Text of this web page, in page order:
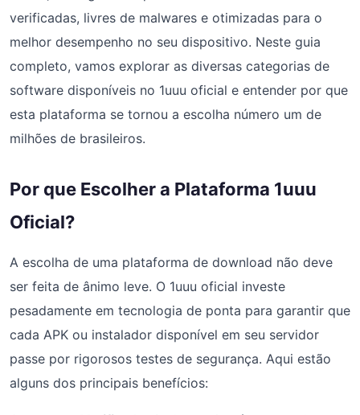
verificadas, livres de malwares e otimizadas para o
melhor desempenho no seu dispositivo. Neste guia
completo, vamos explorar as diversas categorias de
software disponíveis no 1uuu oficial e entender por que
esta plataforma se tornou a escolha número um de
milhões de brasileiros.
Por que Escolher a Plataforma 1uuu
Oficial?
A escolha de uma plataforma de download não deve
ser feita de ânimo leve. O 1uuu oficial investe
pesadamente em tecnologia de ponta para garantir que
cada APK ou instalador disponível em seu servidor
passe por rigorosos testes de segurança. Aqui estão
alguns dos principais benefícios: